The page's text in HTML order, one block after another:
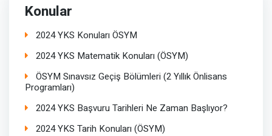
Konular
2024 YKS Konuları ÖSYM
2024 YKS Matematik Konuları (ÖSYM)
ÖSYM Sınavsız Geçiş Bölümleri (2 Yıllık Önlisans
Programları)
2024 YKS Başvuru Tarihleri Ne Zaman Başlıyor?
2024 YKS Tarih Konuları (ÖSYM)